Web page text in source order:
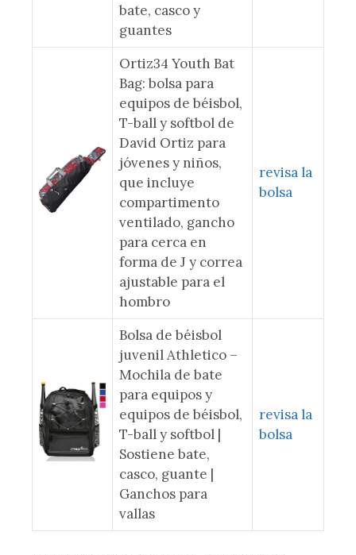
bate, casco y
guantes
Ortiz34 Youth Bat
Bag: bolsa para
equipos de béisbol,
T-ball y softbol de
David Ortiz para
jóvenes y niños,
que incluye
compartimento
ventilado, gancho
para cerca en
forma de J y correa
ajustable para el
hombro
revisa la
bolsa
Bolsa de béisbol
juvenil Athletico –
Mochila de bate
para equipos y
equipos de béisbol,
T-ball y softbol |
Sostiene bate,
casco, guante |
Ganchos para
vallas
revisa la
bolsa